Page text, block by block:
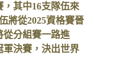
其中16支隊伍來
將從2025資格賽晉
從分組賽一路進
軍決賽，決出世界